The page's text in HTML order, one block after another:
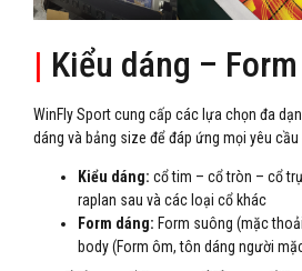
| Kiểu dáng –
WinFly Sport cung cấp các lựa chọn đa
dáng và bảng size để đáp ứng mọi yêu
Kiểu dáng: cổ tim – cổ tròn – cổ
raplan sau và các loại cổ khác
Form dáng: Form suông (mặc
body (Form ôm, tôn dáng người